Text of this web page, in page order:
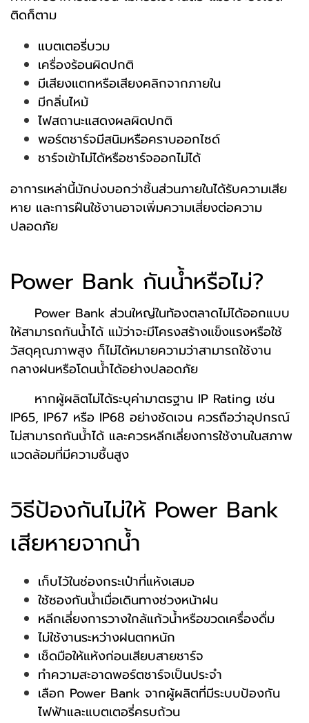
ติดก็ตาม
แบตเตอรี่บวม
เครื่องร้อนผิดปกติ
มีเสียงแตกหรือเสียงคลิกจากภายใน
มีกลิ่นไหม้
ไฟสถานะแสดงผลผิดปกติ
พอร์ตชาร์จมีสนิมหรือคราบออกไซด์
ชาร์จเข้าไม่ได้หรือชาร์จออกไม่ได้
อาการเหล่านี้มักบ่งบอกว่าชิ้นส่วนภายในได้รับความเสีย
หาย และการฝืนใช้งานอาจเพิ่มความเสี่ยงต่อความ
ปลอดภัย
Power Bank กันน้ำหรือไม่?
Power Bank ส่วนใหญ่ในท้องตลาดไม่ได้ออกแบบ
ให้สามารถกันน้ำได้ แม้ว่าจะมีโครงสร้างแข็งแรงหรือใช้
วัสดุคุณภาพสูง ก็ไม่ได้หมายความว่าสามารถใช้งาน
กลางฝนหรือโดนน้ำได้อย่างปลอดภัย
หากผู้ผลิตไม่ได้ระบุค่ามาตรฐาน IP Rating เช่น
IP65, IP67 หรือ IP68 อย่างชัดเจน ควรถือว่าอุปกรณ์
ไม่สามารถกันน้ำได้ และควรหลีกเลี่ยงการใช้งานในสภาพ
แวดล้อมที่มีความชื้นสูง
วิธีป้องกันไม่ให้ Power Bank
เสียหายจากน้ำ
เก็บไว้ในช่องกระเป๋าที่แห้งเสมอ
ใช้ซองกันน้ำเมื่อเดินทางช่วงหน้าฝน
หลีกเลี่ยงการวางใกล้แก้วน้ำหรือขวดเครื่องดื่ม
ไม่ใช้งานระหว่างฝนตกหนัก
เช็ดมือให้แห้งก่อนเสียบสายชาร์จ
ทำความสะอาดพอร์ตชาร์จเป็นประจำ
เลือก Power Bank จากผู้ผลิตที่มีระบบป้องกัน
ไฟฟ้าและแบตเตอรี่ครบถ้วน